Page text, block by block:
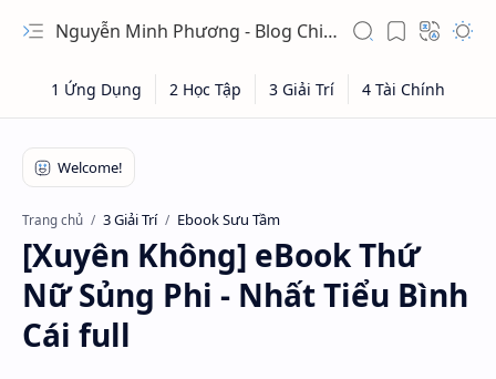
Nguyễn Minh Phương - Blog Chia sẻ Kiến thức Chứng khoán & Tài liệu Toán học
Trang chủ 3 Giải Trí Ebook Sưu Tầm
[Xuyên Không] eBook Thứ
Nữ Sủng Phi - Nhất Tiểu Bình
Cái full